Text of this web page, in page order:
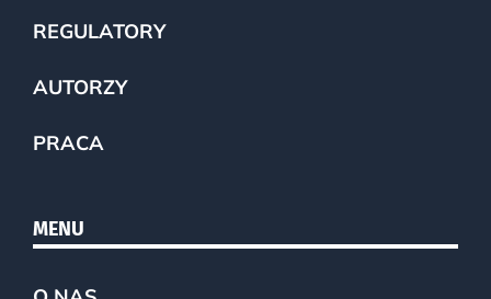
REGULATORY
AUTORZY
PRACA
MENU